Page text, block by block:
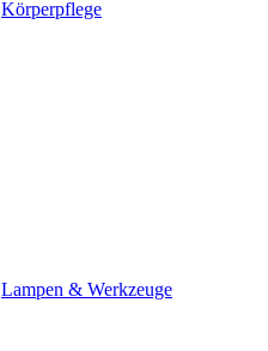
Körperpflege
Lampen & Werkzeuge